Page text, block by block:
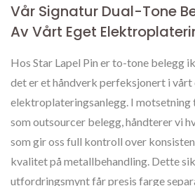
Vår Signatur Dual-Tone
Av Vårt Eget
Hos Star Lapel Pin er to-tone belegg
det er et håndverk perfeksjonert i vårt
elektroplateringsanlegg. I motsetning
som outsourcer belegg, håndterer vi
som gir oss full kontroll over
kvalitet på metallbehandling. Dette
utfordringsmynt får presis farge